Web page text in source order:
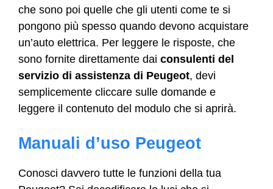
che sono poi quelle che gli utenti come te si
pongono più spesso quando devono acquistare
un’auto elettrica. Per leggere le risposte, che
sono fornite direttamente dai consulenti del
servizio di assistenza di Peugeot, devi
semplicemente cliccare sulle domande e
leggere il contenuto del modulo che si aprirà.
Manuali d’uso Peugeot
Conosci davvero tutte le funzioni della tua